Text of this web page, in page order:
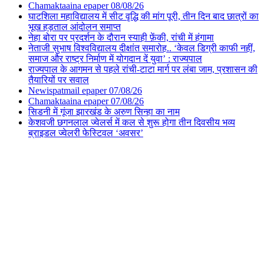
Chamaktaaina epaper 08/08/26
घाटशिला महाविद्यालय में सीट वृद्धि की मांग पूरी, तीन दिन बाद छात्रों का
भूख हड़ताल आंदोलन समाप्त
नेहा बोरा पर प्रदर्शन के दौरान स्याही फ़ेंकी, रांची में हंगामा
नेताजी सुभाष विश्वविद्यालय दीक्षांत समारोह.. ‘केवल डिग्री काफी नहीं,
समाज और राष्ट्र निर्माण में योगदान दें युवा’ : राज्यपाल
राज्यपाल के आगमन से पहले रांची-टाटा मार्ग पर लंबा जाम, प्रशासन की
तैयारियों पर सवाल
Newispatmail epaper 07/08/26
Chamaktaaina epaper 07/08/26
सिडनी में गूंजा झारखंड के अरुण सिन्हा का नाम
केशवजी छगनलाल ज्वेलर्स में कल से शुरू होगा तीन दिवसीय भव्य
ब्राइडल ज्वेलरी फेस्टिवल ‘अवसर’